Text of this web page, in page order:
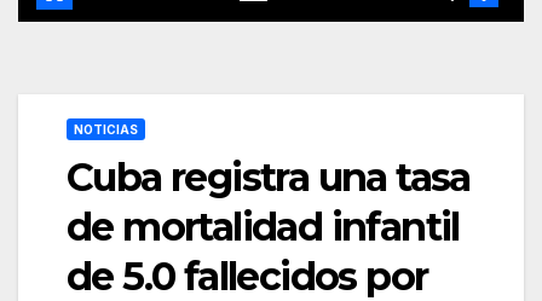
NOTICIAS
Cuba registra una tasa
de mortalidad infantil
de 5.0 fallecidos por